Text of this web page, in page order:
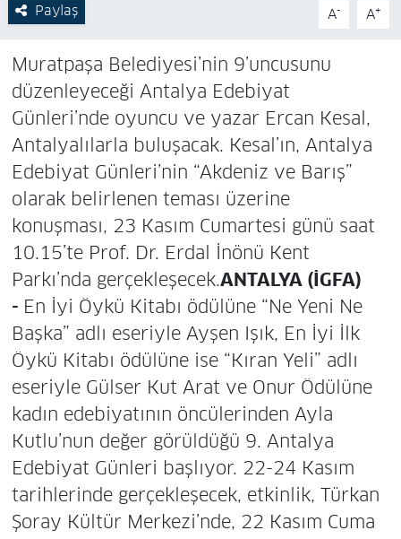
Paylaş A- A+
Muratpaşa Belediyesi’nin 9’uncusunu
düzenleyeceği Antalya Edebiyat
Günleri’nde oyuncu ve yazar Ercan Kesal,
Antalyalılarla buluşacak. Kesal’ın, Antalya
Edebiyat Günleri’nin “Akdeniz ve Barış”
olarak belirlenen teması üzerine
konuşması, 23 Kasım Cumartesi günü saat
10.15’te Prof. Dr. Erdal İnönü Kent
Parkı’nda gerçekleşecek.ANTALYA (İGFA)
- En İyi Öykü Kitabı ödülüne “Ne Yeni Ne
Başka” adlı eseriyle Ayşen Işık, En İyi İlk
Öykü Kitabı ödülüne ise “Kıran Yeli” adlı
eseriyle Gülser Kut Arat ve Onur Ödülüne
kadın edebiyatının öncülerinden Ayla
Kutlu’nun değer görüldüğü 9. Antalya
Edebiyat Günleri başlıyor. 22-24 Kasım
tarihlerinde gerçekleşecek, etkinlik, Türkan
Şoray Kültür Merkezi’nde, 22 Kasım Cuma